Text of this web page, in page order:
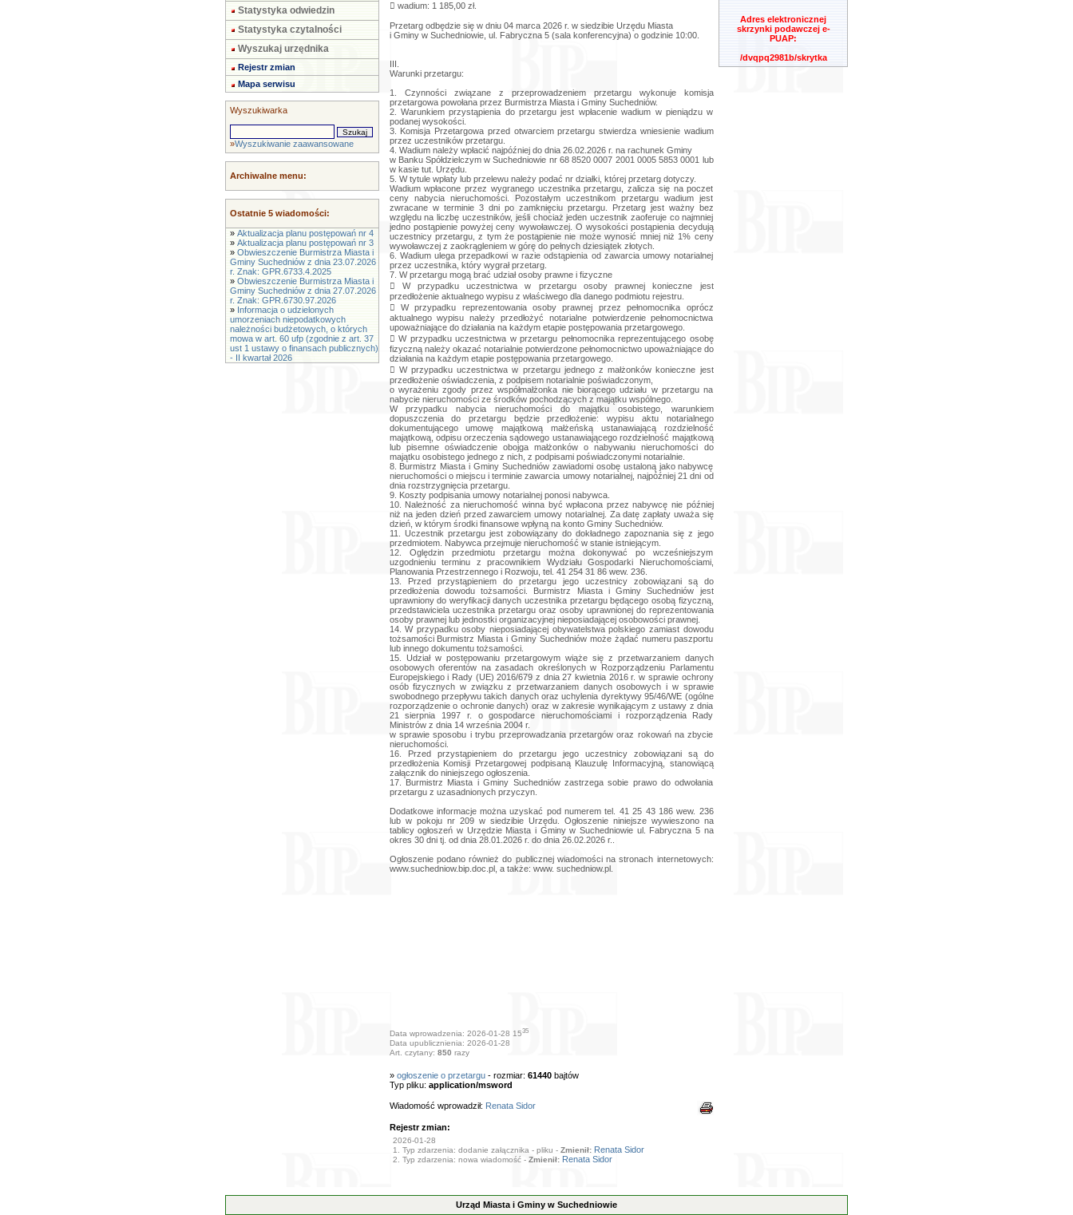
Statystyka odwiedzin
Statystyka czytalności
Wyszukaj urzędnika
Rejestr zmian
Mapa serwisu
Wyszukiwarka
»Wyszukiwanie zaawansowane
Archiwalne menu:
Ostatnie 5 wiadomości:
» Aktualizacja planu postępowań nr 4
» Aktualizacja planu postępowań nr 3
» Obwieszczenie Burmistrza Miasta i
Gminy Suchedniów z dnia 23.07.2026
r. Znak: GPR.6733.4.2025
» Obwieszczenie Burmistrza Miasta i
Gminy Suchedniów z dnia 27.07.2026
r. Znak: GPR.6730.97.2026
» Informacja o udzielonych
umorzeniach niepodatkowych
należności budżetowych, o których
mowa w art. 60 ufp (zgodnie z art. 37
ust 1 ustawy o finansach publicznych)
- II kwartał 2026
 wadium: 1 185,00 zł.
Przetarg odbędzie się w dniu 04 marca 2026 r. w siedzibie Urzędu Miasta
i Gminy w Suchedniowie, ul. Fabryczna 5 (sala konferencyjna) o godzinie 10:00.
III.
Warunki przetargu:
1. Czynności związane z przeprowadzeniem przetargu wykonuje komisja
przetargowa powołana przez Burmistrza Miasta i Gminy Suchedniów.
2. Warunkiem przystąpienia do przetargu jest wpłacenie wadium w pieniądzu w
podanej wysokości.
3. Komisja Przetargowa przed otwarciem przetargu stwierdza wniesienie wadium
przez uczestników przetargu.
4. Wadium należy wpłacić najpóźniej do dnia 26.02.2026 r. na rachunek Gminy
w Banku Spółdzielczym w Suchedniowie nr 68 8520 0007 2001 0005 5853 0001 lub
w kasie tut. Urzędu.
5. W tytule wpłaty lub przelewu należy podać nr działki, której przetarg dotyczy.
Wadium wpłacone przez wygranego uczestnika przetargu, zalicza się na poczet
ceny nabycia nieruchomości. Pozostałym uczestnikom przetargu wadium jest
zwracane w terminie 3 dni po zamknięciu przetargu. Przetarg jest ważny bez
względu na liczbę uczestników, jeśli chociaż jeden uczestnik zaoferuje co najmniej
jedno postąpienie powyżej ceny wywoławczej. O wysokości postąpienia decydują
uczestnicy przetargu, z tym że postąpienie nie może wynosić mniej niż 1% ceny
wywoławczej z zaokrągleniem w górę do pełnych dziesiątek złotych.
6. Wadium ulega przepadkowi w razie odstąpienia od zawarcia umowy notarialnej
przez uczestnika, który wygrał przetarg.
7. W przetargu mogą brać udział osoby prawne i fizyczne
 W przypadku uczestnictwa w przetargu osoby prawnej konieczne jest
przedłożenie aktualnego wypisu z właściwego dla danego podmiotu rejestru.
 W przypadku reprezentowania osoby prawnej przez pełnomocnika oprócz
aktualnego wypisu należy przedłożyć notarialne potwierdzenie pełnomocnictwa
upoważniające do działania na każdym etapie postępowania przetargowego.
 W przypadku uczestnictwa w przetargu pełnomocnika reprezentującego osobę
fizyczną należy okazać notarialnie potwierdzone pełnomocnictwo upoważniające do
działania na każdym etapie postępowania przetargowego.
 W przypadku uczestnictwa w przetargu jednego z małżonków konieczne jest
przedłożenie oświadczenia, z podpisem notarialnie poświadczonym,
o wyrażeniu zgody przez współmałżonka nie biorącego udziału w przetargu na
nabycie nieruchomości ze środków pochodzących z majątku wspólnego.
W przypadku nabycia nieruchomości do majątku osobistego, warunkiem
dopuszczenia do przetargu będzie przedłożenie: wypisu aktu notarialnego
dokumentującego umowę majątkową małżeńską ustanawiającą rozdzielność
majątkową, odpisu orzeczenia sądowego ustanawiającego rozdzielność majątkową
lub pisemne oświadczenie obojga małżonków o nabywaniu nieruchomości do
majątku osobistego jednego z nich, z podpisami poświadczonymi notarialnie.
8. Burmistrz Miasta i Gminy Suchedniów zawiadomi osobę ustaloną jako nabywcę
nieruchomości o miejscu i terminie zawarcia umowy notarialnej, najpóźniej 21 dni od
dnia rozstrzygnięcia przetargu.
9. Koszty podpisania umowy notarialnej ponosi nabywca.
10. Należność za nieruchomość winna być wpłacona przez nabywcę nie później
niż na jeden dzień przed zawarciem umowy notarialnej. Za datę zapłaty uważa się
dzień, w którym środki finansowe wpłyną na konto Gminy Suchedniów.
11. Uczestnik przetargu jest zobowiązany do dokładnego zapoznania się z jego
przedmiotem. Nabywca przejmuje nieruchomość w stanie istniejącym.
12. Oględzin przedmiotu przetargu można dokonywać po wcześniejszym
uzgodnieniu terminu z pracownikiem Wydziału Gospodarki Nieruchomościami,
Planowania Przestrzennego i Rozwoju, tel. 41 254 31 86 wew. 236.
13. Przed przystąpieniem do przetargu jego uczestnicy zobowiązani są do
przedłożenia dowodu tożsamości. Burmistrz Miasta i Gminy Suchedniów jest
uprawniony do weryfikacji danych uczestnika przetargu będącego osobą fizyczną,
przedstawiciela uczestnika przetargu oraz osoby uprawnionej do reprezentowania
osoby prawnej lub jednostki organizacyjnej nieposiadającej osobowości prawnej.
14. W przypadku osoby nieposiadającej obywatelstwa polskiego zamiast dowodu
tożsamości Burmistrz Miasta i Gminy Suchedniów może żądać numeru paszportu
lub innego dokumentu tożsamości.
15. Udział w postępowaniu przetargowym wiąże się z przetwarzaniem danych
osobowych oferentów na zasadach określonych w Rozporządzeniu Parlamentu
Europejskiego i Rady (UE) 2016/679 z dnia 27 kwietnia 2016 r. w sprawie ochrony
osób fizycznych w związku z przetwarzaniem danych osobowych i w sprawie
swobodnego przepływu takich danych oraz uchylenia dyrektywy 95/46/WE (ogólne
rozporządzenie o ochronie danych) oraz w zakresie wynikającym z ustawy z dnia
21 sierpnia 1997 r. o gospodarce nieruchomościami i rozporządzenia Rady
Ministrów z dnia 14 września 2004 r.
w sprawie sposobu i trybu przeprowadzania przetargów oraz rokowań na zbycie
nieruchomości.
16. Przed przystąpieniem do przetargu jego uczestnicy zobowiązani są do
przedłożenia Komisji Przetargowej podpisaną Klauzulę Informacyjną, stanowiącą
załącznik do niniejszego ogłoszenia.
17. Burmistrz Miasta i Gminy Suchedniów zastrzega sobie prawo do odwołania
przetargu z uzasadnionych przyczyn.
Dodatkowe informacje można uzyskać pod numerem tel. 41 25 43 186 wew. 236
lub w pokoju nr 209 w siedzibie Urzędu. Ogłoszenie niniejsze wywieszono na
tablicy ogłoszeń w Urzędzie Miasta i Gminy w Suchedniowie ul. Fabryczna 5 na
okres 30 dni tj. od dnia 28.01.2026 r. do dnia 26.02.2026 r..
Ogłoszenie podano również do publicznej wiadomości na stronach internetowych:
www.suchedniow.bip.doc.pl, a także: www. suchedniow.pl.
Data wprowadzenia: 2026-01-28 1535
Data upublicznienia: 2026-01-28
Art. czytany: 850 razy
» ogłoszenie o przetargu- rozmiar: 61440bajtów
Typ pliku: application/msword
Wiadomość wprowadził: Renata Sidor
Rejestr zmian:
2026-01-28
1. Typ zdarzenia: dodanie załącznika - pliku - Zmienił: Renata Sidor
2. Typ zdarzenia: nowa wiadomość - Zmienił: Renata Sidor
Adres elektronicznej
skrzynki podawczej e-
PUAP:
/dvqpq2981b/skrytka
Urząd Miasta i Gminy w Suchedniowie